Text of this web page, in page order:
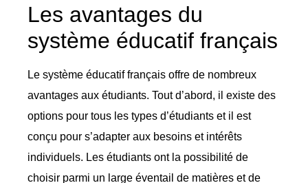
Les avantages du
système éducatif français
Le système éducatif français offre de nombreux
avantages aux étudiants. Tout d’abord, il existe des
options pour tous les types d’étudiants et il est
conçu pour s’adapter aux besoins et intérêts
individuels. Les étudiants ont la possibilité de
choisir parmi un large éventail de matières et de